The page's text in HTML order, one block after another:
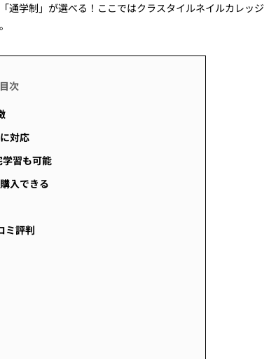
通学制」が選べる！ここではクラスタイルネイルカレッジ
対応
習も可能
入できる
ミ評判